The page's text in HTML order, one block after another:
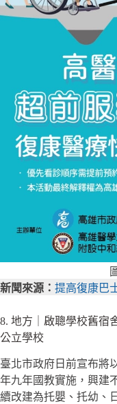
新聞來源： 提高復康巴
8. 地方｜啟聰學校舊宿
公立學校
臺北市政府日前宣布將
年九年國教實施，興建
續改建為托嬰、托幼、